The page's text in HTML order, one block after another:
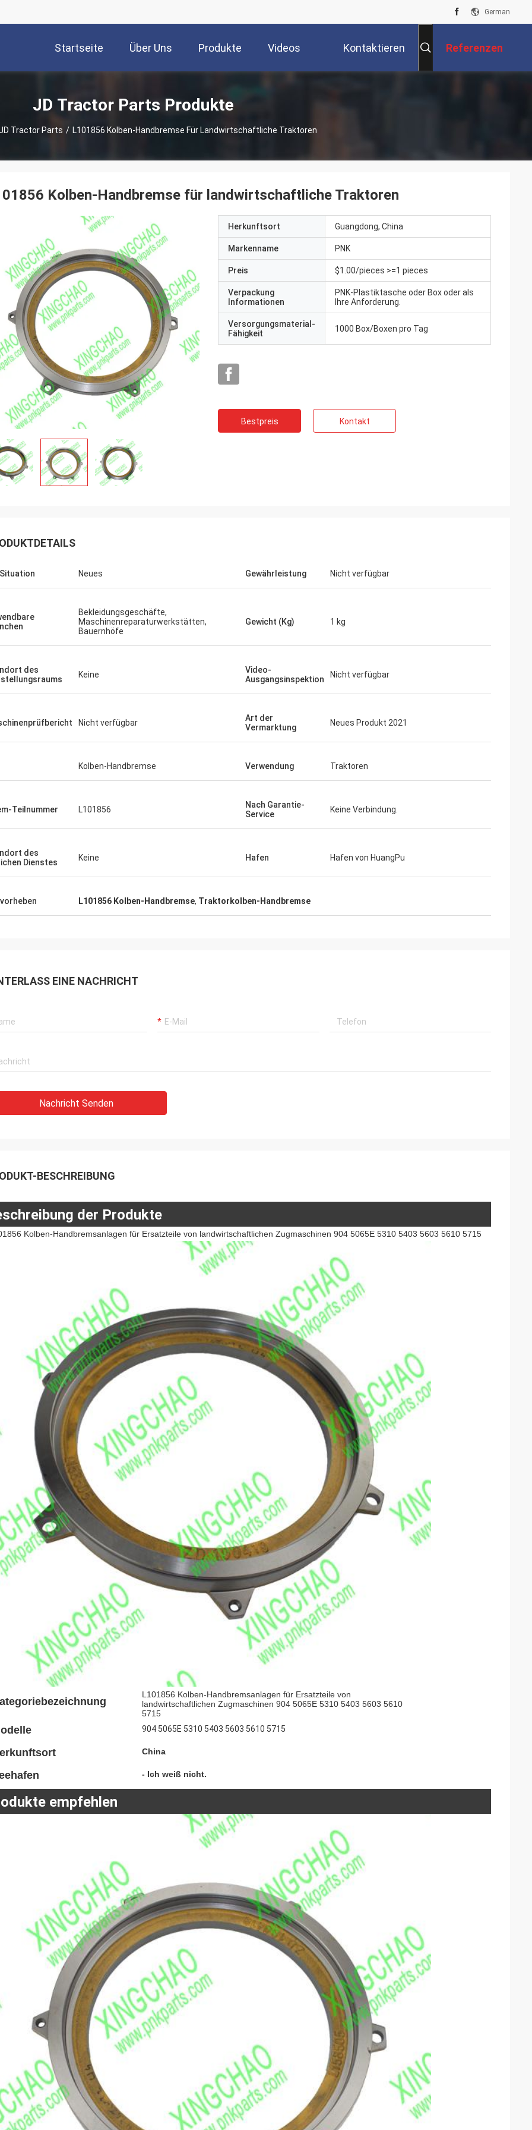
German
Startseite Über Uns Produkte Videos Kontaktieren Referenzen
JD Tractor Parts Produkte
Tractor Parts / L101856 Kolben-Handbremse Für Landwirtschaftliche Traktoren
Kolben-Handbremse für landwirtschaftliche Traktoren
Herkunftsort Guangdong, China
Markenname PNK
Preis $1.00/pieces >=1 pieces
Verpackung
Informationen
PNK-Plastiktasche oder Box oder als
Ihre Anforderung.
Versorgungsmaterial-
Fähigkeit
1000 Box/Boxen pro Tag
Bestpreis Kontakt
Situation Neues Gewährleistung Nicht verfügbar
Bekleidungsgeschäfte,
Maschinenreparaturwerkstätten,
Bauernhöfe
Gewicht (Kg) 1 kg
des
Keine
Video-
Ausgangsinspektion
Nicht verfügbar
Nicht verfügbar
Art der
Vermarktung
Neues Produkt 2021
Kolben-Handbremse Verwendung Traktoren
Teilnummer L101856
Nach Garantie-
Service
Keine Verbindung.
des
Dienstes
Keine Hafen Hafen von HuangPu
L101856 Kolben-Handbremse, Traktorkolben-Handbremse
EINE NACHRICHT
Nachricht Senden
BESCHREIBUNG
der Produkte
Kolben-Handbremsanlagen für Ersatzteile von landwirtschaftlichen Zugmaschinen 904 5065E 5310 5403 5603 5610 5715
L101856 Kolben-Handbremsanlagen für Ersatzteile von
landwirtschaftlichen Zugmaschinen 904 5065E 5310 5403 5603 5610
5715
904 5065E 5310 5403 5603 5610 5715
China
- Ich weiß nicht.
empfehlen